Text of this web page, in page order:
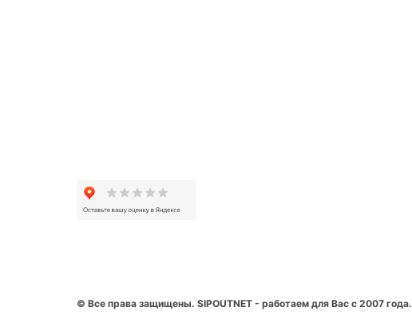
© Все права защищены. SIPOUTNET - работаем для Вас с 2007 года.